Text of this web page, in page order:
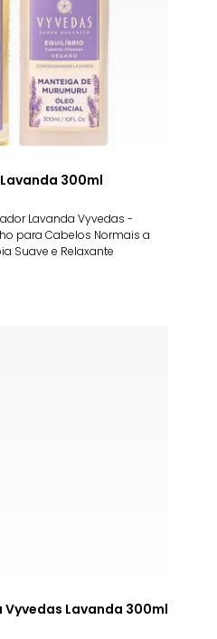
300ml
Lavanda Vyvedas -
para Cabelos Normais a
Suave e Relaxante
Lavanda 300ml